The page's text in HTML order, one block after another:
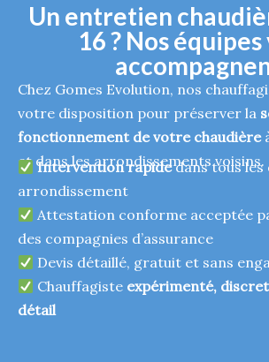
Un entretien
16 ? Nos équipes
Chez Gomes Evolution, nos
votre disposition pour préserver la
fonctionnement de votre chaudière
et dans les arrondissements voisins.
Intervention rapidedans tous les
arrondissement
Attestation conforme acceptée
des compagnies d’assurance
Devis détaillé, gratuit et sans
Chauffagiste expérimenté,
détail